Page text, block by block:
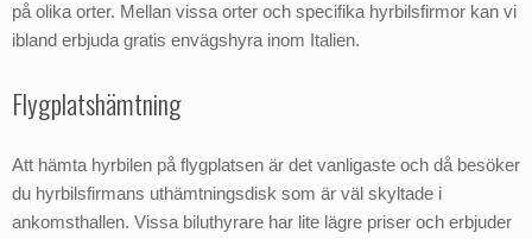
på olika orter. Mellan vissa orter och specifika hyrbilsfirmor kan vi
ibland erbjuda gratis envägshyra inom Italien.
Flygplatshämtning
Att hämta hyrbilen på flygplatsen är det vanligaste och då besöker
du hyrbilsfirmans uthämtningsdisk som är väl skyltade i
ankomsthallen. Vissa biluthyrare har lite lägre priser och erbjuder